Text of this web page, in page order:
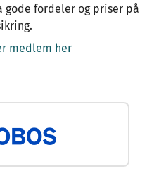
gode fordeler og priser på
medlem her